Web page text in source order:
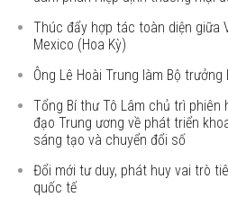
Thúc đẩy hợp tác toàn diện giữa
Mexico (Hoa Kỳ)
Ông Lê Hoài Trung làm Bộ trưởng
Tổng Bí thư Tô Lâm chủ trì phiên
đạo Trung ương về phát triển
sáng tạo và chuyển đổi số
Đổi mới tư duy, phát huy vai trò
quốc tế